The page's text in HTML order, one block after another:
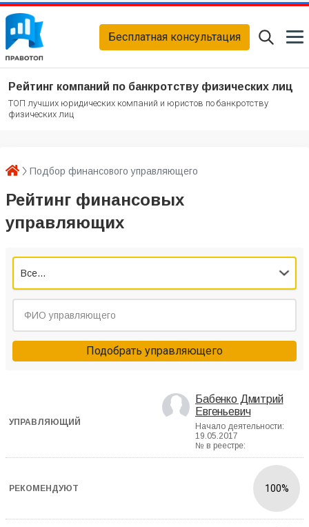
Бесплатная консультация
Рейтинг компаний по банкротству физических лиц
ТОП лучших юридических компаний и юристов по банкротству
физических лиц
Подбор финансового управляющего
Рейтинг финансовых
управляющих
Все...
Подобрать управляющего
Бабенко Дмитрий
Евгеньевич
Начало деятельности:
19.05.2017
№ в реестре:
100%